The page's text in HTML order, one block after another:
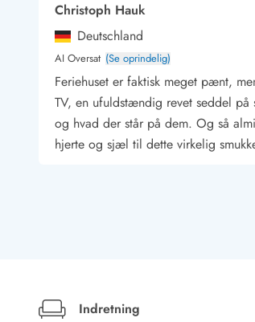
Sandskulpturfestival
Hold jul i sommerhuset
Vikingetiden i Danmark
Kontakt Bjerregård Kontakt SøndervigKontakt
Kontakt, åbningstider og døgnvagt
Christoph Hauk
Deutschland
AI Oversat (Se oprindelig)
Feriehuset er faktisk meget pænt,
TV, en ufuldstændig revet seddel på
og hvad der står på dem. Og så
hjerte og sjæl til dette virkelig
Indretning